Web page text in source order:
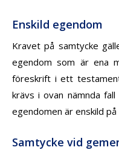
Enskild egendom
Kravet på samtycke
egendom som är ena
föreskrift i ett
krävs i ovan nämnda
egendomen är enskild
Samtycke vid